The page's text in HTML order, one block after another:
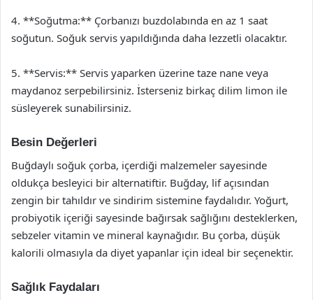
4. **Soğutma:** Çorbanızı buzdolabında en az 1 saat
soğutun. Soğuk servis yapıldığında daha lezzetli olacaktır.
5. **Servis:** Servis yaparken üzerine taze nane veya
maydanoz serpebilirsiniz. İsterseniz birkaç dilim limon ile
süsleyerek sunabilirsiniz.
Besin Değerleri
Buğdaylı soğuk çorba, içerdiği malzemeler sayesinde
oldukça besleyici bir alternatiftir. Buğday, lif açısından
zengin bir tahıldır ve sindirim sistemine faydalıdır. Yoğurt,
probiyotik içeriği sayesinde bağırsak sağlığını desteklerken,
sebzeler vitamin ve mineral kaynağıdır. Bu çorba, düşük
kalorili olmasıyla da diyet yapanlar için ideal bir seçenektir.
Sağlık Faydaları